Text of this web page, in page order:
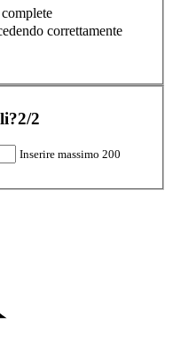
correttamente
2/2
Inserire massimo 200